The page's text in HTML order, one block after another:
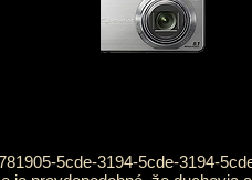
5cde-3194-5cde-3194-